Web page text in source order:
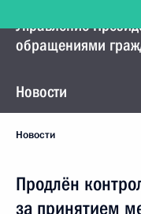
Управление
обращениями
Новости
Новости
Продлён
за принятием